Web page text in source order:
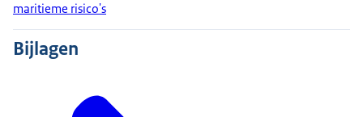
maritieme risico's
Bijlagen